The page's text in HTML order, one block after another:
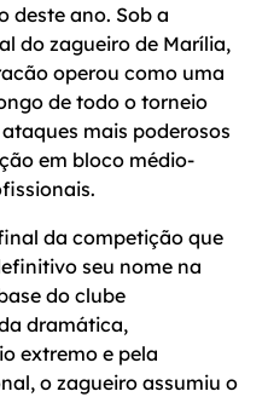
deste ano. Sob a
do zagueiro de Marília,
operou como uma
de todo o torneio
mais poderosos
em bloco médio-
da competição que
seu nome na
do clube
dramática,
extremo e pela
o zagueiro assumiu o